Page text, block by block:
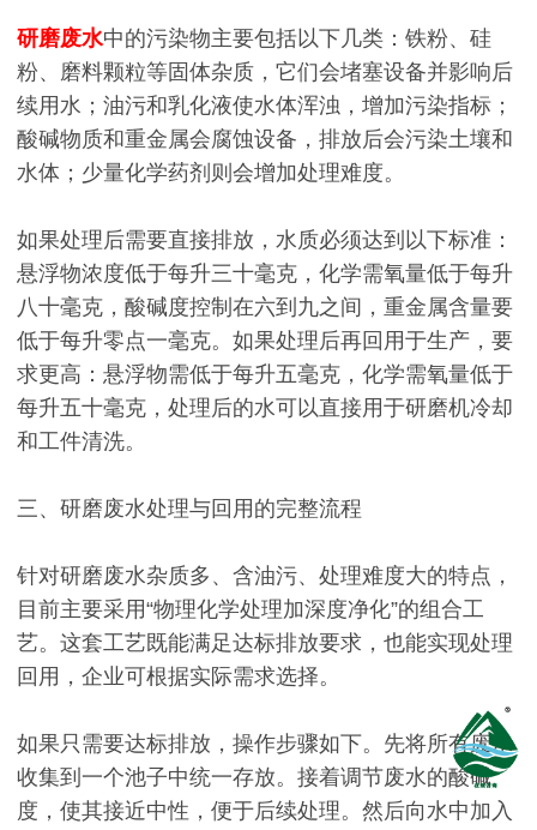
研磨废水中的污染物主要包括以下几类：铁粉、硅
粉、磨料颗粒等固体杂质，它们会堵塞设备并影响后
续用水；油污和乳化液使水体浑浊，增加污染指标；
酸碱物质和重金属会腐蚀设备，排放后会污染土壤和
水体；少量化学药剂则会增加处理难度。
如果处理后需要直接排放，水质必须达到以下标准：
悬浮物浓度低于每升三十毫克，化学需氧量低于每升
八十毫克，酸碱度控制在六到九之间，重金属含量要
低于每升零点一毫克。如果处理后再回用于生产，要
求更高：悬浮物需低于每升五毫克，化学需氧量低于
每升五十毫克，处理后的水可以直接用于研磨机冷却
和工件清洗。
三、研磨废水处理与回用的完整流程
针对研磨废水杂质多、含油污、处理难度大的特点，
目前主要采用“物理化学处理加深度净化”的组合工
艺。这套工艺既能满足达标排放要求，也能实现处理
回用，企业可根据实际需求选择。
如果只需要达标排放，操作步骤如下。先将所有废水
收集到一个池子中统一存放。接着调节废水的酸碱
度，使其接近中性，便于后续处理。然后向水中加入